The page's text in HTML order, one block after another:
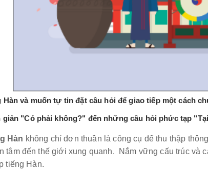
Hàn và muốn tự tin đặt câu hỏi để giao tiếp một cách
"Có phải không?" đến những câu hỏi phức tạp
Hàn không chỉ đơn thuần là công cụ để thu thập
tâm đến thế giới xung quanh. Nắm vững cấu trúc
tiếng Hàn.